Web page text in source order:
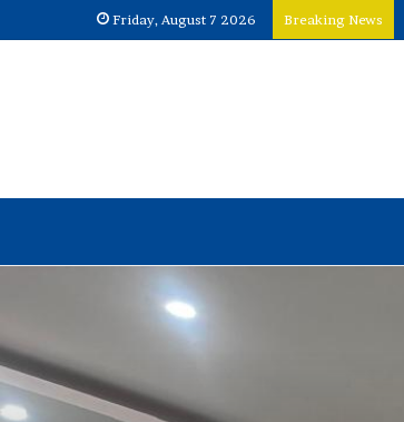
Friday, August 7 2026 Breaking News